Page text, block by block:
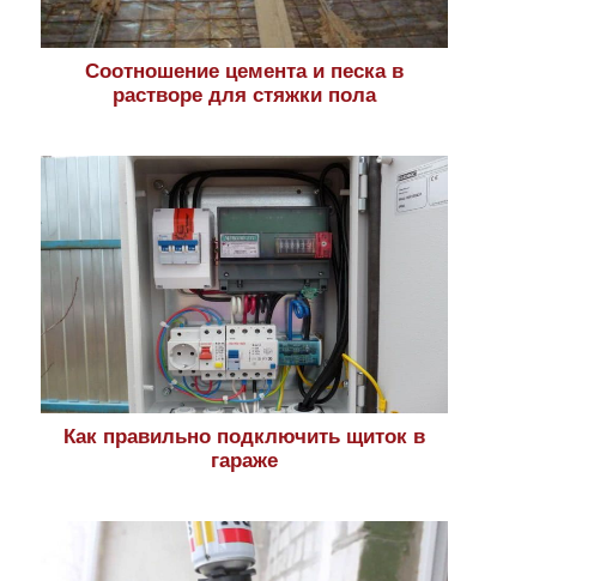
Соотношение цемента и песка в
растворе для стяжки пола
Как правильно подключить щиток в
гараже